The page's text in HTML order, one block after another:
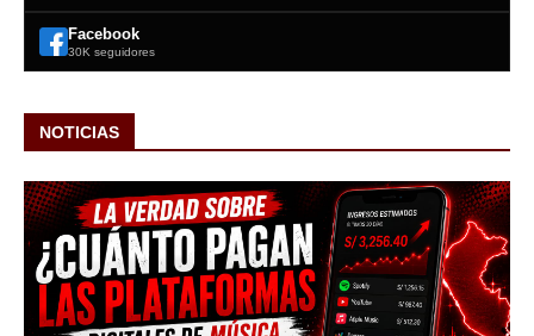
Facebook
30K seguidores
NOTICIAS